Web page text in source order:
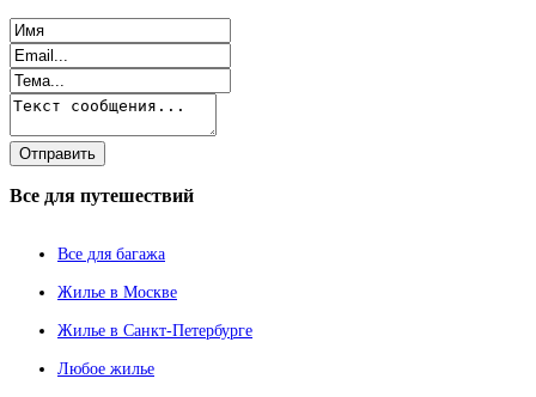
Все для путешествий
Все для багажа
Жилье в Москве
Жилье в Санкт-Петербурге
Любое жилье